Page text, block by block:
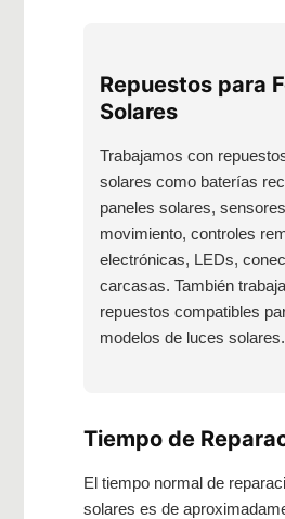
Repuestos para
Solares
Trabajamos con
solares como baterías
paneles solares,
movimiento, controles
electrónicas, LEDs,
carcasas. También
repuestos compatibles
modelos de luces solares.
Tiempo de
El tiempo normal de
solares es de